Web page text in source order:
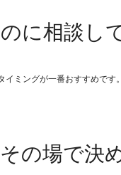
に相談し
イミングが一番おすすめです
の場で決